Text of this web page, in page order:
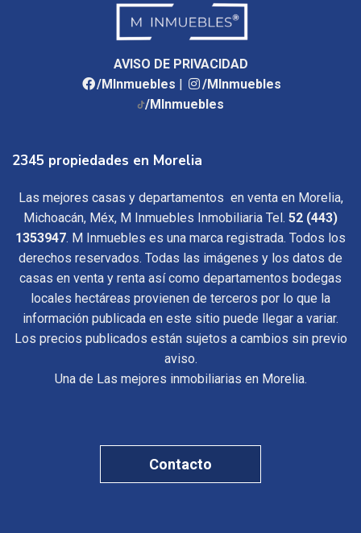
AVISO DE PRIVACIDAD
/MInmuebles |
/MInmuebles
/MInmuebles
2345 propiedades en Morelia
Las mejores casas y departamentos en venta en Morelia,
Michoacán, Méx, M Inmuebles Inmobiliaria Tel. 52 (443)
1353947. M Inmuebles es una marca registrada. Todos los
derechos reservados. Todas las imágenes y los datos de
casas en venta y renta así como departamentos bodegas
locales hectáreas provienen de terceros por lo que la
información publicada en este sitio puede llegar a variar.
Los precios publicados están sujetos a cambios sin previo
aviso.
Una de Las mejores inmobiliarias en Morelia.